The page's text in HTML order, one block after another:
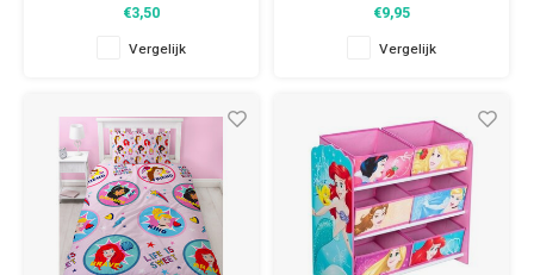
gebruiken bij je ontbijt, lunch of
avondeten. De stevige plastic
Disney placemat heeft een print
€3,50
Vergelijk
pennenzak heeft aan de
bovenkant een rits en een
afbeelding van Marie Cat uit de
€9,95
Vergelijk